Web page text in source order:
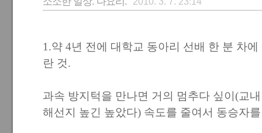
1.약 4년 전에 대학교 동아리 선배 한 분 차
란 것.
과속 방지턱을 만나면 거의 멈추다 싶이(교
해선지 높긴 높았다) 속도를 줄여서 동승자